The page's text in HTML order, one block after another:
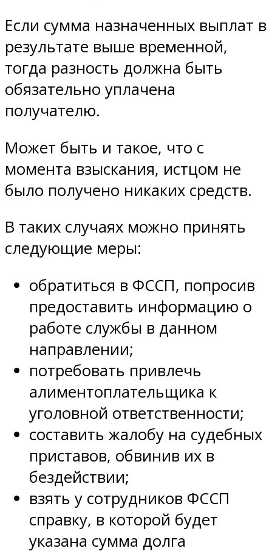
Если сумма назначенных выплат в
результате выше временной,
тогда разность должна быть
обязательно уплачена
получателю.
Может быть и такое, что с
момента взыскания, истцом не
было получено никаких средств.
В таких случаях можно принять
следующие меры:
обратиться в ФССП, попросив
предоставить информацию о
работе службы в данном
направлении;
потребовать привлечь
алиментоплательщика к
уголовной ответственности;
составить жалобу на судебных
приставов, обвинив их в
бездействии;
взять у сотрудников ФССП
справку, в которой будет
указана сумма долга